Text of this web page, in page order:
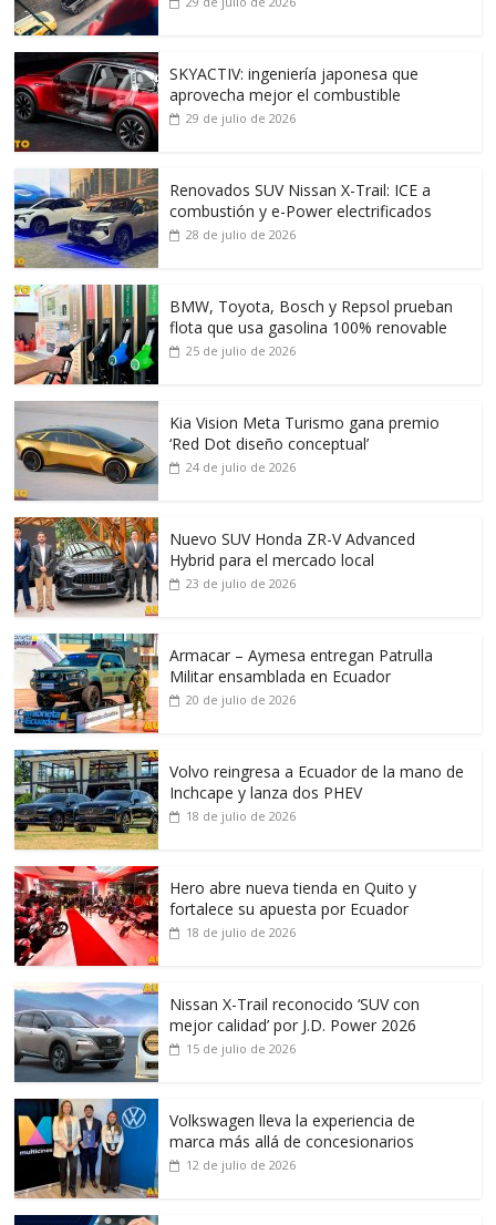
SKYACTIV: ingeniería japonesa que
aprovecha mejor el combustible
29 de julio de 2026
Renovados SUV Nissan X-Trail: ICE a
combustión y e-Power electrificados
28 de julio de 2026
BMW, Toyota, Bosch y Repsol prueban
flota que usa gasolina 100% renovable
25 de julio de 2026
Kia Vision Meta Turismo gana premio
‘Red Dot diseño conceptual’
24 de julio de 2026
Nuevo SUV Honda ZR-V Advanced
Hybrid para el mercado local
23 de julio de 2026
Armacar – Aymesa entregan Patrulla
Militar ensamblada en Ecuador
20 de julio de 2026
Volvo reingresa a Ecuador de la mano de
Inchcape y lanza dos PHEV
18 de julio de 2026
Hero abre nueva tienda en Quito y
fortalece su apuesta por Ecuador
18 de julio de 2026
Nissan X-Trail reconocido ‘SUV con
mejor calidad’ por J.D. Power 2026
15 de julio de 2026
Volkswagen lleva la experiencia de
marca más allá de concesionarios
12 de julio de 2026